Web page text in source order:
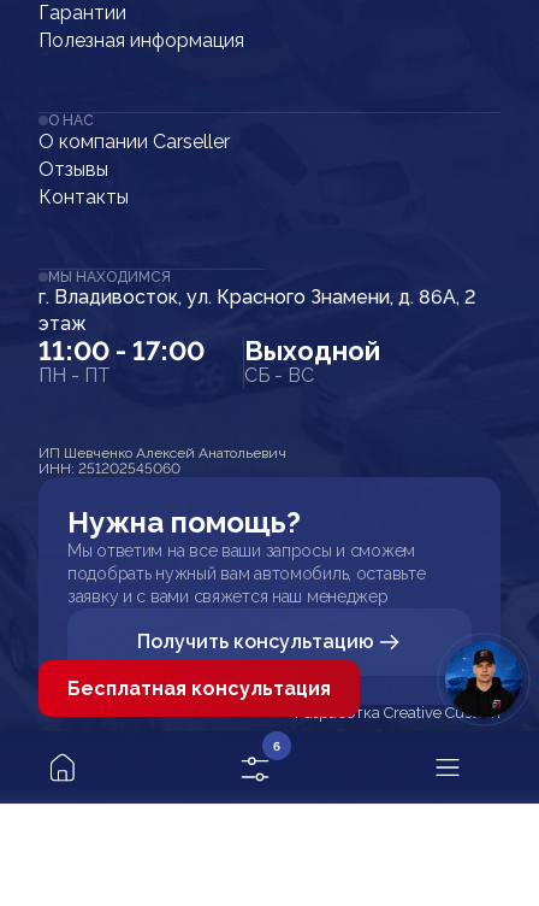
Гарантии
Полезная информация
О НАС
О компании Carseller
Отзывы
Контакты
МЫ НАХОДИМСЯ
г. Владивосток, ул. Красного Знамени, д. 86А, 2
этаж
11:00 - 17:00
ПН - ПТ
Выходной
СБ - ВС
ИП Шевченко Алексей Анатольевич
ИНН: 251202545060
Нужна помощь?
Мы ответим на все ваши запросы и сможем
подобрать нужный вам автомобиль, оставьте
заявку и с вами свяжется наш менеджер
Получить консультацию
Разработка Creative Custom
6
Бесплатная консультация